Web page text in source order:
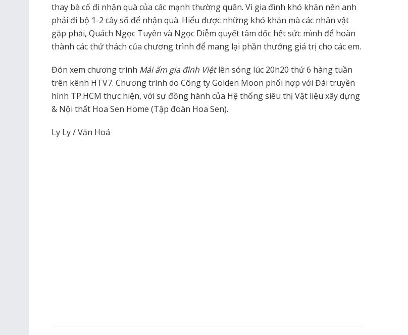
thay bà cố đi nhận quà của các mạnh thường quân. Vì gia đình khó khăn nên anh
phải đi bộ 1-2 cây số để nhận quà. Hiểu được những khó khăn mà các nhân vật
gặp phải, Quách Ngọc Tuyên và Ngọc Diễm quyết tâm dốc hết sức mình để hoàn
thành các thử thách của chương trình để mang lại phần thưởng giá trị cho các em.
Đón xem chương trình Mái ấm gia đình Việtlên sóng lúc 20h20 thứ 6 hàng tuần
trên kênh HTV7. Chương trình do Công ty Golden Moon phối hợp với Đài truyền
hình TP.HCM thực hiện, với sự đồng hành của Hệ thống siêu thị Vật liệu xây dựng
& Nội thất Hoa Sen Home (Tập đoàn Hoa Sen).
Ly Ly / Văn Hoá